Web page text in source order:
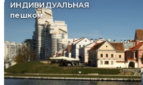
ИНДИВИДУАЛЬНАЯ
пешком